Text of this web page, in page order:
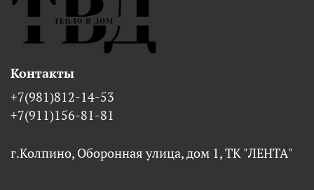
Контакты
+7(981)812-14-53
+7(911)156-81-81
г.Колпино, Оборонная улица, дом 1, ТК "ЛЕНТА"